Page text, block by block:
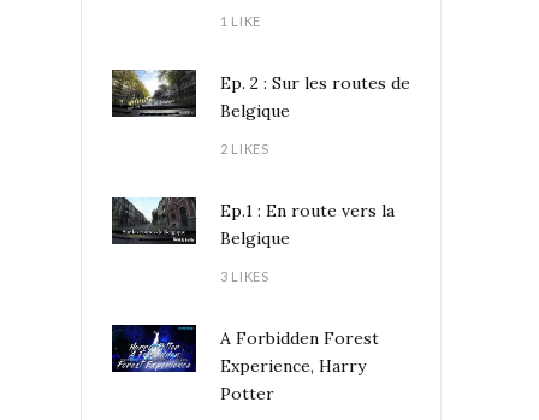
1 LIKE
Ep. 2 : Sur les routes de
Belgique
2 LIKES
Ep.1 : En route vers la
Belgique
3 LIKES
A Forbidden Forest
Experience, Harry
Potter